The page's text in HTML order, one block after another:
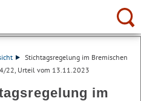
Stichtagsregelung im Bremischen
22, Urteil vom 13.11.2023
im